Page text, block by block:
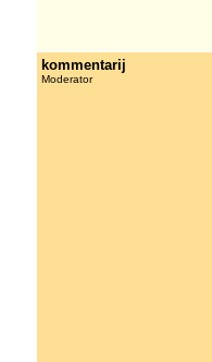
kommentarij
Moderator